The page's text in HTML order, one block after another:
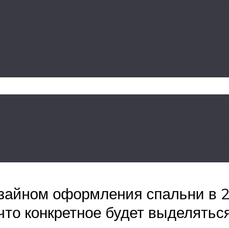
тек
оформления спальни в
конкретное будет